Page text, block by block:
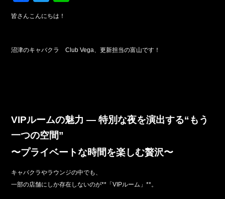
a
b
wi
皆さんこんにちは！
沼津のキャバクラ Club Vega、更新担当の富山です！
VIPルームの魅力 ― 特別な夜を演出する“もう
一つの空間”
〜プライベートな時間を楽しむ贅沢〜
キャバクラやラウンジの中でも、
一部の店舗にしか存在しないのが**「VIPルーム」**。